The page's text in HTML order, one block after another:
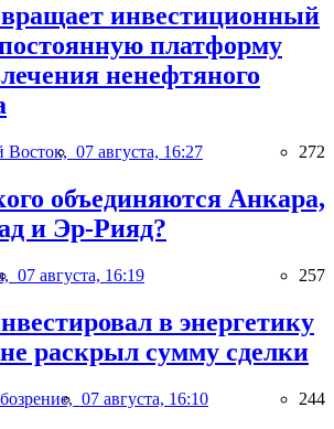
инвестиционный
платформу
ненефтяного
Восток, 07 августа, 16:27 272
объединяются Анкара,
и Эр-Рияд?
07 августа, 16:19 257
в энергетику
раскрыл сумму сделки
07 августа, 16:10 244